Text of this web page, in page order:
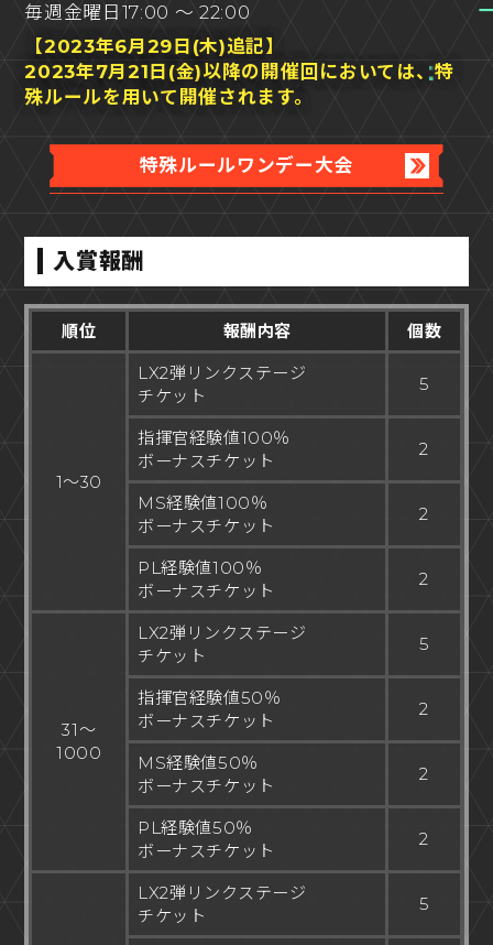
毎週金曜日17:00 ～ 22:00
【2023年6月29日(木)追記】
2023年7月21日(金)以降の開催回においては、特
殊ルールを用いて開催されます。
特殊ルールワンデー大会
入賞報酬
順位 報酬内容 個数
1～30
LX2弾リンクステージ
チケット
5
指揮官経験値100％
ボーナスチケット
2
MS経験値100％
ボーナスチケット
2
PL経験値100％
ボーナスチケット
2
31～
1000
LX2弾リンクステージ
チケット
5
指揮官経験値50％
ボーナスチケット
2
MS経験値50％
ボーナスチケット
2
PL経験値50％
ボーナスチケット
2
LX2弾リンクステージ
チケット
5